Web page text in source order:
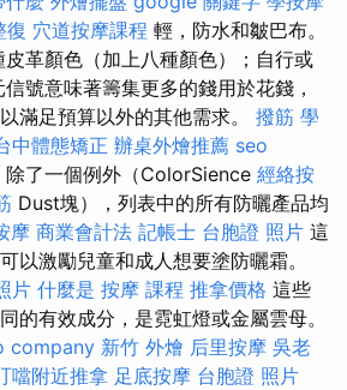
復 穴道按摩課程 輕，防水和皺巴布。
皮革顏色（加上八種顏色）；自行或
號意味著籌集更多的錢用於花錢，
滿足預算以外的其他需求。 撥筋 學
中體態矯正 辦桌外燴推薦 seo
除了一個例外（ColorSience 經絡按
Dust塊），列表中的所有防曬產品均
摩 商業會計法 記帳士 台胞證 照片 這
以激勵兒童和成人想要塗防曬霜。
片 什麼是 按摩 課程 推拿價格 這些
的有效成分，是霓虹燈或金屬雲母。
company 新竹 外燴 后里按摩 吳老
噹附近推拿 足底按摩 台胞證 照片